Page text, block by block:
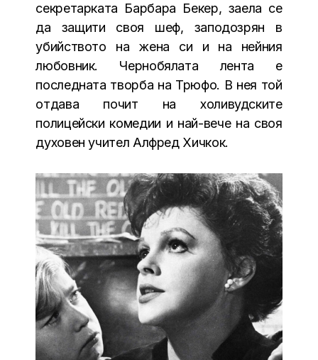
секретарката Барбара Бекер, заела се
да защити своя шеф, заподозрян в
убийството на жена си и на нейния
любовник. Чернобялата лента е
последната творба на Трюфо. В нея той
отдава почит на холивудските
полицейски комедии и най-вече на своя
духовен учител Алфред Хичкок.